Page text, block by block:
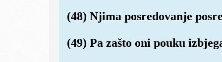
(48) Njima posredovanje
(49) Pa zašto oni pouku